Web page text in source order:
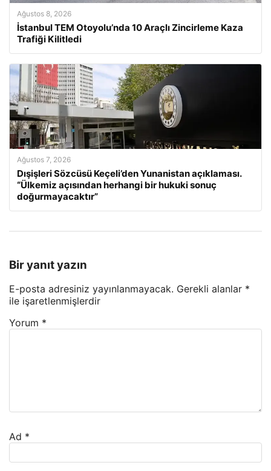
Ağustos 8, 2026
İstanbul TEM Otoyolu’nda 10 Araçlı Zincirleme Kaza
Trafiği Kilitledi
Ağustos 7, 2026
Dışişleri Sözcüsü Keçeli’den Yunanistan açıklaması.
“Ülkemiz açısından herhangi bir hukuki sonuç
doğurmayacaktır”
Bir yanıt yazın
E-posta adresiniz yayınlanmayacak. Gerekli alanlar *
ile işaretlenmişlerdir
Yorum *
Ad *